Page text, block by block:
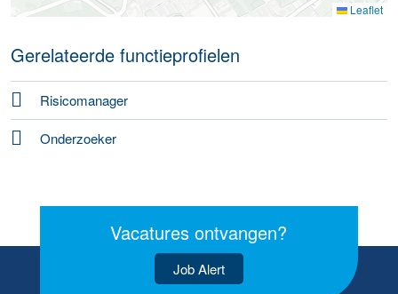
Leaflet
Gerelateerde functieprofielen
Risicomanager
Onderzoeker
Vacatures ontvangen?
Job Alert